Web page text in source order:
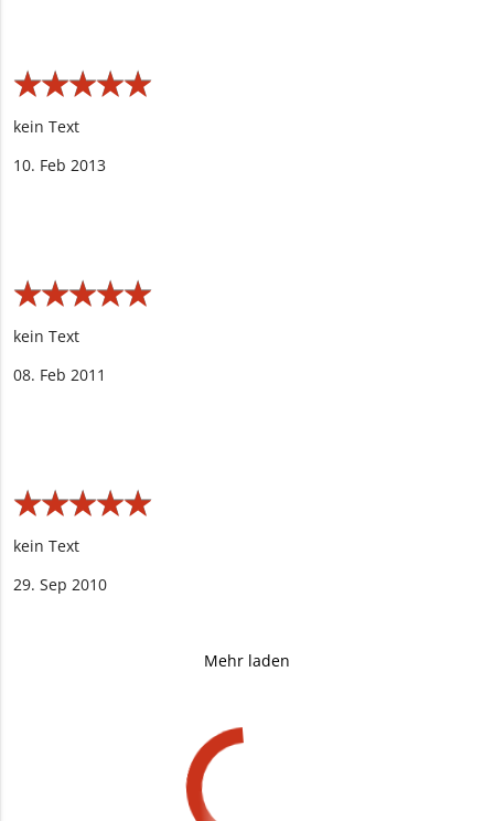
★★★★★
★★★★★
kein Text
10. Feb 2013
★★★★★
★★★★★
kein Text
08. Feb 2011
★★★★★
★★★★★
kein Text
29. Sep 2010
Mehr laden